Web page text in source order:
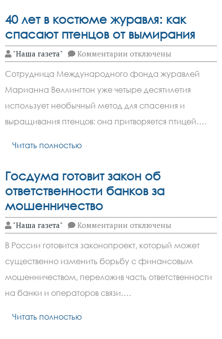
40 лет в костюме журавля: как
спасают птенцов от вымирания
"Наша газета" Комментарии к
записи
40
лет
в
костюме
журавля:
как
спасают
птенцов
отключены
Сотрудница Международного фонда журавлей
Марианна Веллингтон уже четыре десятилетия
использует необычный метод для спасения и
выращивания птенцов: она притворяется птицей….
Читать полностью
Госдума готовит закон об
ответственности банков за
мошенничество
"Наша газета" Комментарии к
записи
готовит
закон
об
ответственности
банков
отключены
В России готовится законопроект, который может
существенно изменить борьбу с финансовым
мошенничеством, переложив часть ответственности
на банки и операторов связи….
Читать полностью